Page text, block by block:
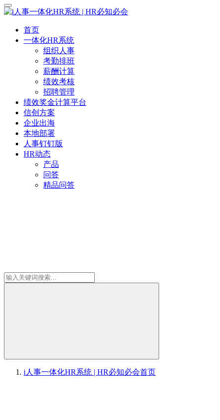
首页
一体化HR系统
组织人事
考勤排班
薪酬计算
绩效考核
招聘管理
绩效奖金计算平台
信创方案
企业出海
本地部署
人事钉钉版
HR动态
产品
问答
精品问答
i人事一体化HR系统 | HR必知必会首页